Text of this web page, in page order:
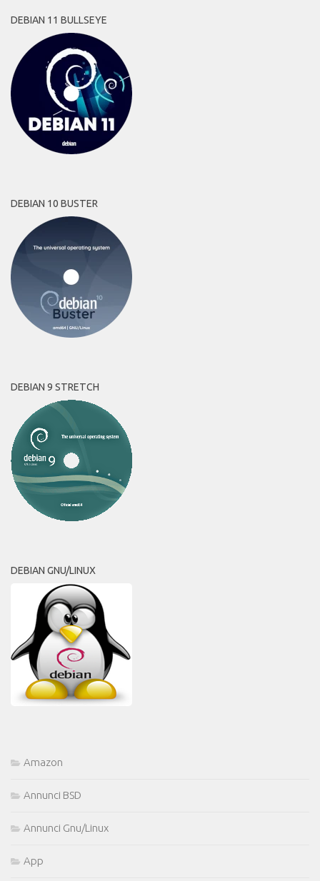
DEBIAN 11 BULLSEYE
DEBIAN 10 BUSTER
DEBIAN 9 STRETCH
DEBIAN GNU/LINUX
Amazon
Annunci BSD
Annunci Gnu/Linux
App